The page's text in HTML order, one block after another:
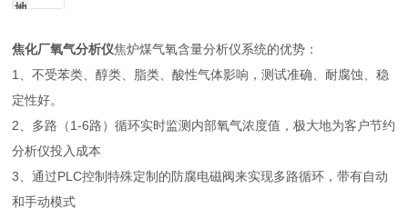
地
焦化厂氧气分析仪焦炉煤气氧含量分析仪系统的优势：
1、不受苯类、醇类、脂类、酸性气体影响，测试准确、耐腐蚀、稳
定性好。
2、多路（1-6路）循环实时监测内部氧气浓度值，极大地为客户节约
分析仪投入成本
3、通过PLC控制特殊定制的防腐电磁阀来实现多路循环，带有自动
和手动模式